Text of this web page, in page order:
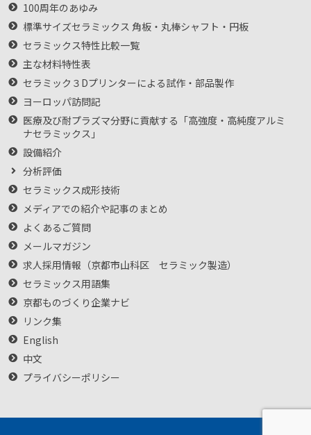
100周年のあゆみ
標準サイズセラミックス 角板・丸棒シャフト・円板
セラミックス特性比較一覧
主な材料特性表
セラミック３Dプリンターによる試作・部品製作
ヨーロッパ訪問記
医療及び耐プラズマ分野に貢献する「高強度・高純度アルミ
ナセラミックス」
設備紹介
分析評価
セラミックス成形技術
メディアでの紹介や記事のまとめ
よくあるご質問
メールマガジン
求人採用情報（京都市山科区 セラミック製造）
セラミックス用語集
京都ものづくり企業ナビ
リンク集
English
中文
プライバシーポリシー